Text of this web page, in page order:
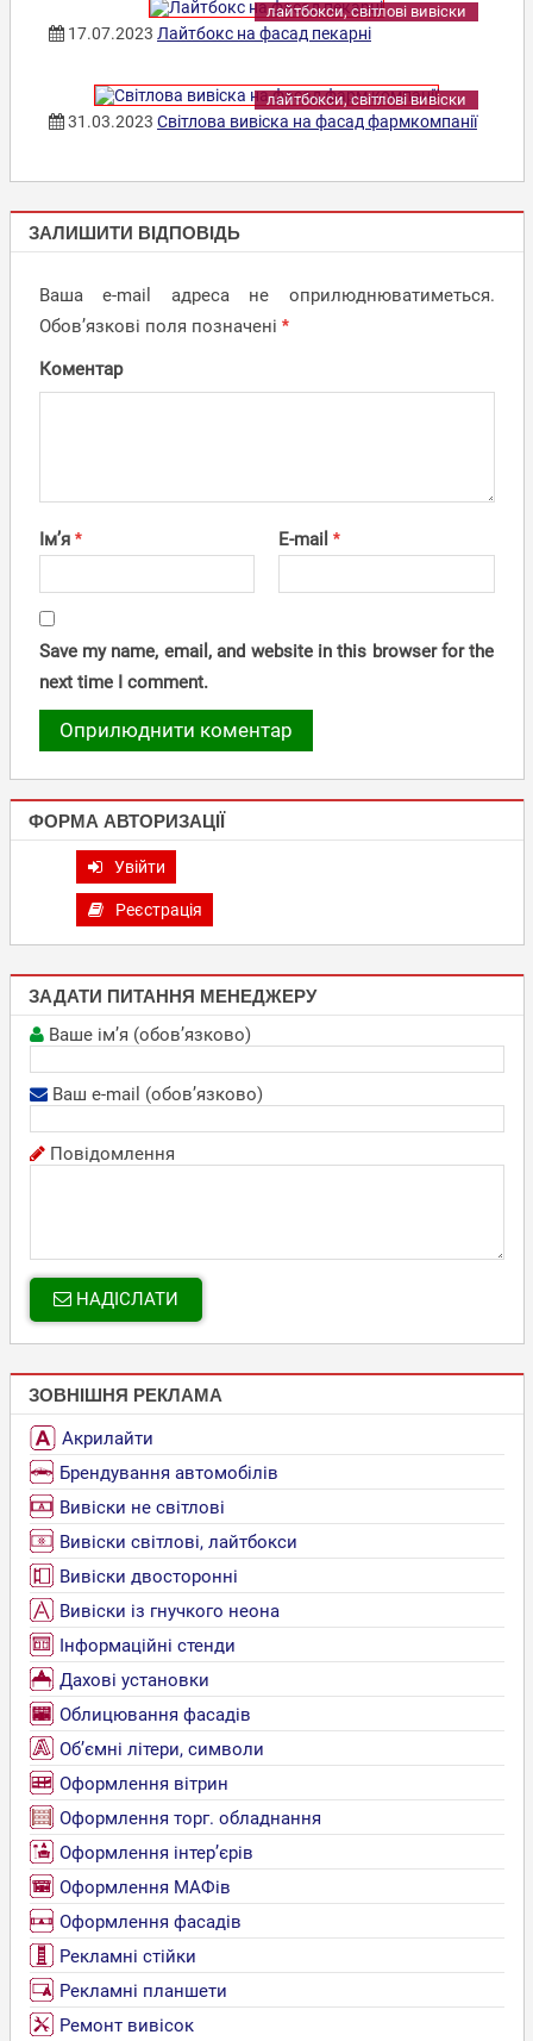
лайтбокси, світлові вивіски
17.07.2023 Лайтбокс на фасад пекарні
лайтбокси, світлові вивіски
31.03.2023 Світлова вивіска на фасад фармкомпанії
ЛАЙТБОКСИ,
СВІТЛОВІ
ЗАЛИШИТИ ВІДПОВІДЬ
Ваша e-mail адреса не оприлюднюватиметься.
Обов’язкові поля позначені *
Коментар
Ім’я * E-mail *
Save my name, email, and website in this browser for the
next time I comment.
ФОРМА АВТОРИЗАЦІЇ
Увійти
Реєстрація
ЗАДАТИ ПИТАННЯ МЕНЕДЖЕРУ
Ваше ім’я (обов’язково)
Ваш e-mail (обов’язково)
Повідомлення
НАДІСЛАТИ
ЗОВНІШНЯ РЕКЛАМА
Акрилайти
Брендування автомобілів
Вивіски не світлові
Вивіски світлові, лайтбокси
Вивіски двосторонні
Вивіски із гнучкого неона
Інформаційні стенди
Дахові установки
Облицювання фасадів
Об’ємні літери, символи
Оформлення вітрин
Оформлення торг. обладнання
Оформлення інтер’єрів
Оформлення МАФів
Оформлення фасадів
Рекламні стійки
Рекламні планшети
Ремонт вивісок